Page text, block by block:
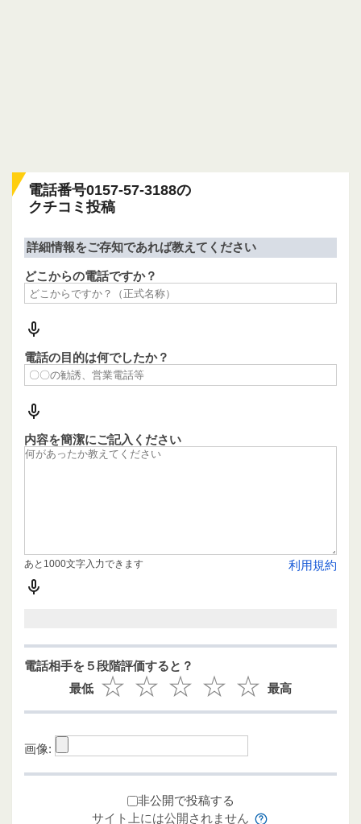
電話番号0157-57-3188の
クチコミ投稿
詳細情報をご存知であれば教えてください
どこからの電話ですか？
電話の目的は何でしたか？
内容を簡潔にご記入ください
利用規約
あと1000文字入力できます
電話相手を５段階評価すると？
最低
最高
画像:
非公開で投稿する
サイト上には公開されません